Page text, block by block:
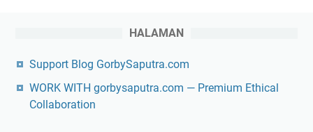
HALAMAN
Support Blog GorbySaputra.com
WORK WITH gorbysaputra.com — Premium Ethical
Collaboration